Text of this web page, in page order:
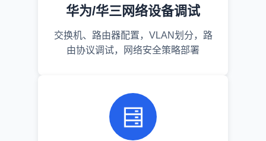
华为/华三网络设备调试
交换机、路由器配置，VLAN划分，路
由协议调试，网络安全策略部署